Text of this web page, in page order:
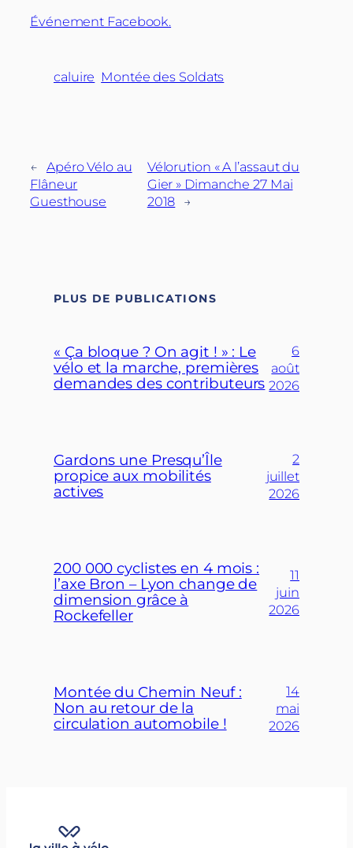
Événement Facebook.
caluire Montée des Soldats
← Apéro Vélo au
Flâneur
Guesthouse
Vélorution « A l’assaut du
Gier » Dimanche 27 Mai
2018 →
PLUS DE PUBLICATIONS
« Ça bloque ? On agit ! » : Le
vélo et la marche, premières
demandes des contributeurs
6
août
2026
Gardons une Presqu’Île
propice aux mobilités
actives
2
juillet
2026
200 000 cyclistes en 4 mois :
l’axe Bron – Lyon change de
dimension grâce à
Rockefeller
11
juin
2026
Montée du Chemin Neuf :
Non au retour de la
circulation automobile !
14
mai
2026